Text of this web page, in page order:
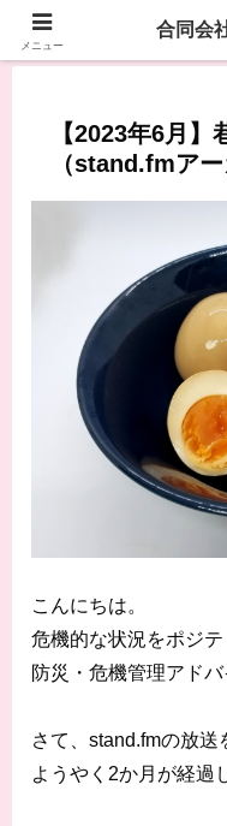
【2023年6月
（stand.fmアー
こんにちは。
危機的な状況をポジ
防災・危機管理アドバ
さて、stand.fmの放送
ようやく2か月が経過
メニュー
合同会